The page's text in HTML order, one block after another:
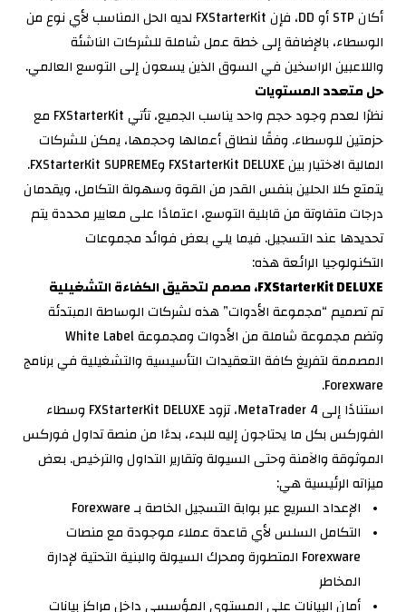
أكان STP أو DD، فإن FXStarterKit لديه الحل المناسب لأي نوع من
الوسطاء، بالإضافة إلى خطة عمل شاملة للشركات الناشئة
واللاعبين الراسخين في السوق الذين يسعون إلى التوسع العالمي.
حل متعدد المستويات
نظرًا لعدم وجود حجم واحد يناسب الجميع، تأتي FXStarterKit مع
حزمتين للوسطاء. وفقًا لنطاق أعمالها وحجمها، يمكن للشركات
المالية الاختيار بين FXStarterKit DELUXE وFXStarterKit SUPREME.
يتمتع كلا الحلين بنفس القدر من القوة وسهولة التكامل، ويقدمان
درجات متفاوتة من قابلية التوسع، اعتمادًا على معايير محددة يتم
تحديدها عند التسجيل. فيما يلي بعض فوائد مجموعات
التكنولوجيا الرائعة هذه:
FXStarterKit DELUXE، مصمم لتحقيق الكفاءة التشغيلية
تم تصميم “مجموعة الأدوات” هذه لشركات الوساطة المبتدئة
وتضم مجموعة شاملة من الأدوات ومجموعة White Label
المصممة لتفريغ كافة التعقيدات التأسيسية والتشغيلية في برنامج
Forexware.
استنادًا إلى MetaTrader 4، تزود FXStarterKit DELUXE وسطاء
الفوركس بكل ما يحتاجون إليه للبدء، بدءًا من منصة تداول فوركس
الموثوقة والآمنة وحتى السيولة وتقارير التداول والترخيص. بعض
ميزاته الرئيسية هي:
الإعداد السريع عبر بوابة التسجيل الخاصة بـ Forexware
التكامل السلس لأي قاعدة عملاء موجودة مع منصات
Forexware المتطورة ومحرك السيولة والبنية التحتية لإدارة
المخاطر
أمان البيانات على المستوى المؤسسي داخل مراكز بيانات